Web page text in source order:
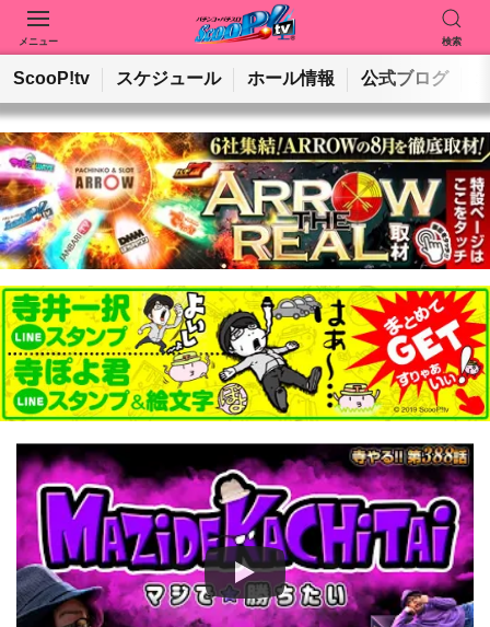
メニュー 検索
動画を検索 ホールを検索
検索
ScooP!tv スケジュール ホール情報 公式ブログ